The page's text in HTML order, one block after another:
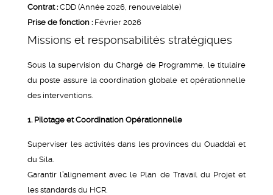
Contrat :CDD (Année 2026, renouvelable)
Prise de fonction :Février 2026
Missions et responsabilités stratégiques
Sous la supervision du Chargé de Programme, le titulaire
du poste assure la coordination globale et opérationnelle
des interventions.
1. Pilotage et Coordination Opérationnelle
Superviser les activités dans les provinces du Ouaddaï et
du Sila.
Garantir l’alignement avec le Plan de Travail du Projet et
les standards du HCR.